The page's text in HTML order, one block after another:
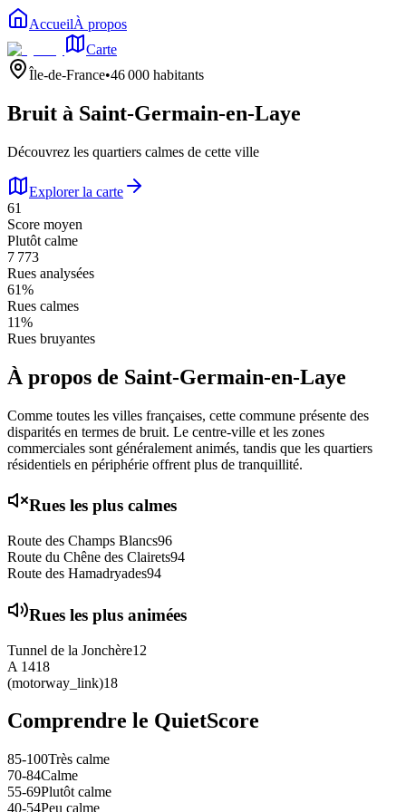
AccueilÀ propos
Carte
Île-de-France•46 000 habitants
Bruit à Saint-Germain-en-Laye
Découvrez les quartiers calmes de cette ville
Explorer la carte
61
Score moyen
Plutôt calme
7 773
Rues analysées
61%
Rues calmes
11%
Rues bruyantes
À propos de Saint-Germain-en-Laye
Comme toutes les villes françaises, cette commune présente des
disparités en termes de bruit. Le centre-ville et les zones
commerciales sont généralement animés, tandis que les quartiers
résidentiels en périphérie offrent plus de tranquillité.
Rues les plus calmes
Route des Champs Blancs96
Route du Chêne des Clairets94
Route des Hamadryades94
Rues les plus animées
Tunnel de la Jonchère12
A 1418
(motorway_link)18
Comprendre le QuietScore
85-100Très calme
70-84Calme
55-69Plutôt calme
40-54Peu calme